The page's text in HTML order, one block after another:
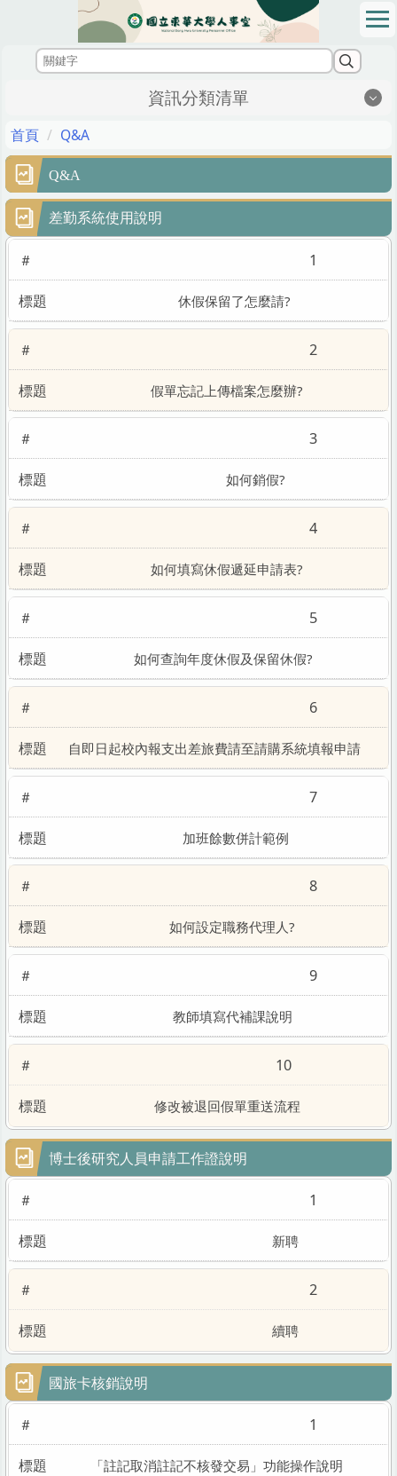
區
資訊分類清單
校申評會專區
首頁 Q&A
Q&A
差勤系統使用說明
1
休假保留了怎麼請?
2
假單忘記上傳檔案怎麼辦?
3
如何銷假?
4
如何填寫休假遞延申請表?
5
如何查詢年度休假及保留休假?
6
自即日起校內報支出差旅費請至請購系統填報申請
7
加班餘數併計範例
8
如何設定職務代理人?
9
教師填寫代補課說明
10
修改被退回假單重送流程
博士後研究人員申請工作證說明
1
新聘
2
續聘
國旅卡核銷說明
1
「註記取消註記不核發交易」功能操作說明